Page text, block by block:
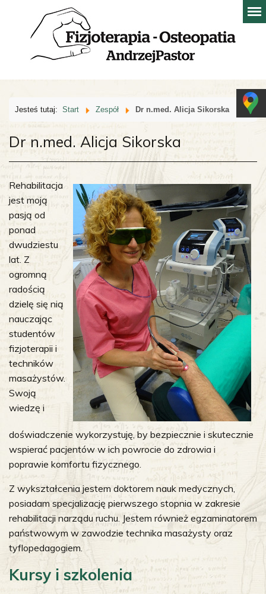
Jesteś tutaj: Start Zespół Dr n.med. Alicja Sikorska
Dr n.med. Alicja Sikorska
Rehabilitacja
jest moją
pasją od
ponad
dwudziestu
lat. Z
ogromną
radością
dzielę się nią
nauczając
studentów
fizjoterapii i
techników
masażystów.
Swoją
wiedzę i
doświadczenie wykorzystuję, by bezpiecznie i skutecznie
wspierać pacjentów w ich powrocie do zdrowia i
poprawie komfortu fizycznego.
Z wykształcenia jestem doktorem nauk medycznych,
posiadam specjalizację pierwszego stopnia w zakresie
rehabilitacji narządu ruchu. Jestem również egzaminatorem
państwowym w zawodzie technika masażysty oraz
tyflopedagogiem.
Kursy i szkolenia